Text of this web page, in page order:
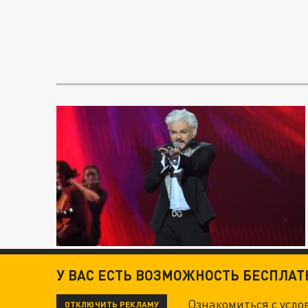
У ВАС ЕСТЬ ВОЗМОЖНОСТЬ
ОТКЛЮЧИТЬ РЕКЛАМУ Ознакомиться с